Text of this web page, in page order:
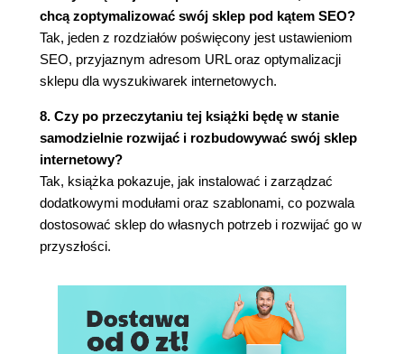
Dane kontaktowe (109)
Preferencje wyszukiwania (109)
Dodawanie aliasu (110)
Indeksowanie (110)
Waga słów (112)
Preferencje konserwacji (112)
Preferencje geolokalizacji (113)
Instalowanie bazy danych (114)
Geolokalizacja na podstawie IP (115)
Czarna lista (115)
Biała lista (116)
Moduły (117)
Filtrowanie modułów (118)
chcą zoptymalizować swój sklep pod kątem SEO?
Tak, jeden z rozdziałów poświęcony jest ustawieniom
SEO, przyjaznym adresom URL oraz optymalizacji
sklepu dla wyszukiwarek internetowych.
8. Czy po przeczytaniu tej książki będę w stanie
samodzielnie rozwijać i rozbudowywać swój sklep
internetowy?
Tak, książka pokazuje, jak instalować i zarządzać
dodatkowymi modułami oraz szablonami, co pozwala
dostosować sklep do własnych potrzeb i rozwijać go w
przyszłości.